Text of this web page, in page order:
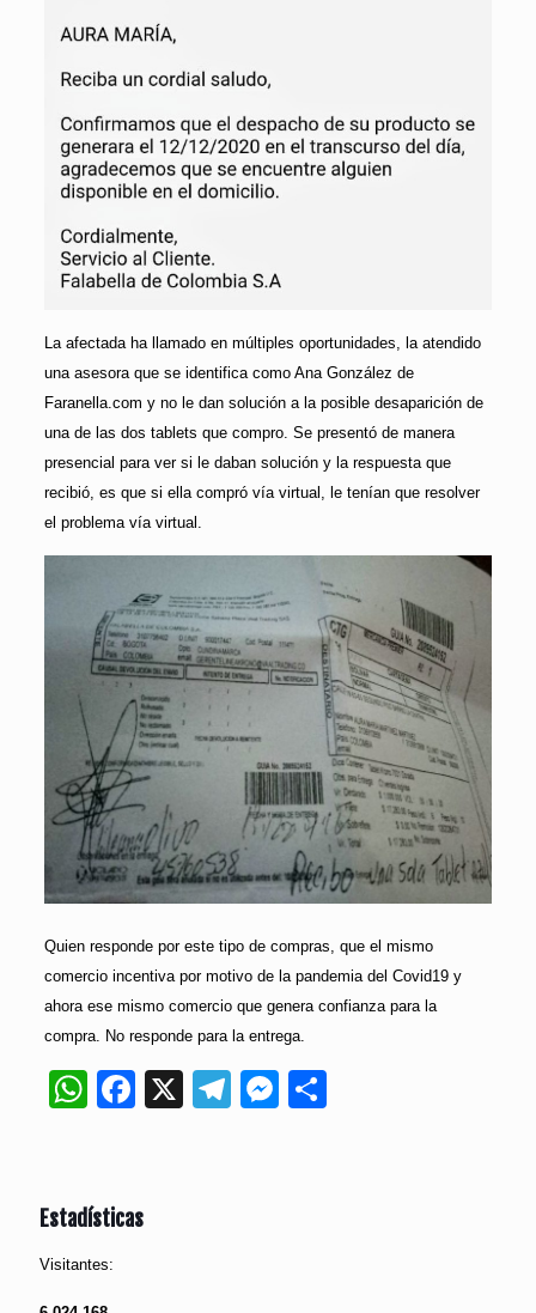
La afectada ha llamado en múltiples oportunidades, la atendido
una asesora que se identifica como Ana González de
Faranella.com y no le dan solución a la posible desaparición de
una de las dos tablets que compro. Se presentó de manera
presencial para ver si le daban solución y la respuesta que
recibió, es que si ella compró vía virtual, le tenían que resolver
el problema vía virtual.
Quien responde por este tipo de compras, que el mismo
comercio incentiva por motivo de la pandemia del Covid19 y
ahora ese mismo comercio que genera confianza para la
compra. No responde para la entrega.
WhatsApp
Facebook
X Telegram
Messenger
Estadísticas
Visitantes: